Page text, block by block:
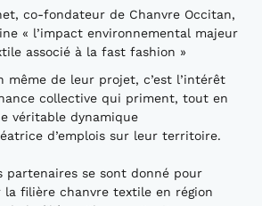
co-fondateur de Chanvre Occitan,
« l’impact environnemental majeur
associé à la fast fashion »
même de leur projet, c’est l’intérêt
collective qui priment, tout en
véritable dynamique
d’emplois sur leur territoire.
partenaires se sont donné pour
la filière chanvre textile en région